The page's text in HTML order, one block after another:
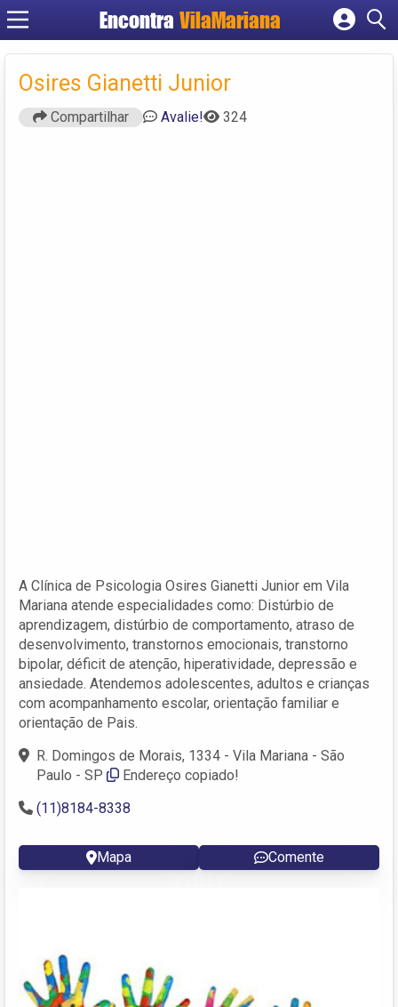
EncontraVilaMariana
Cadastrar empresa
Criar conta
Osires Gianetti Junior
Compartilhar Avalie! 324
A Clínica de Psicologia Osires Gianetti Junior em Vila
Mariana atende especialidades como: Distúrbio de
aprendizagem, distúrbio de comportamento, atraso de
desenvolvimento, transtornos emocionais, transtorno
bipolar, déficit de atenção, hiperatividade, depressão e
ansiedade. Atendemos adolescentes, adultos e crianças
com acompanhamento escolar, orientação familiar e
orientação de Pais.
R. Domingos de Morais, 1334 - Vila Mariana - São
Paulo - SP
Endereço copiado!
(11)8184-8338
Mapa Comente